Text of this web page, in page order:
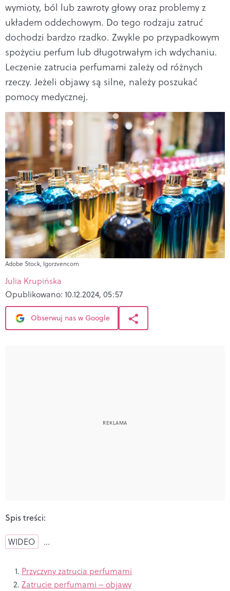
wymioty, ból lub zawroty głowy oraz problemy z
układem oddechowym. Do tego rodzaju zatruć
dochodzi bardzo rzadko. Zwykle po przypadkowym
spożyciu perfum lub długotrwałym ich wdychaniu.
Leczenie zatrucia perfumami zależy od różnych
rzeczy. Jeżeli objawy są silne, należy poszukać
pomocy medycznej.
Adobe Stock, Igorzvencom
Julia Krupińska
Opublikowano: 10.12.2024, 05:57
Obserwuj nas w Google
Spis treści:
WIDEO …
Przyczyny zatrucia perfumami
Zatrucie perfumami – objawy